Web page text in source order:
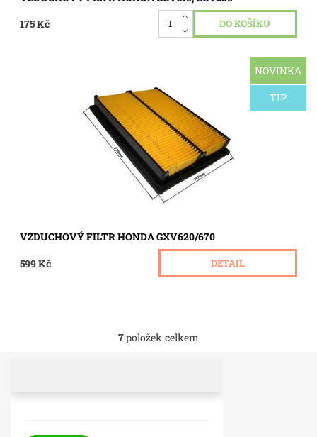
175 Kč
NOVINKA
TIP
Vzduchový filtr motoru Honda GX610, GX620, GX670,
Momentálně nedostupné
0109
VZDUCHOVÝ FILTR HONDA GXV620/670
599 Kč
DETAIL
7položek celkem